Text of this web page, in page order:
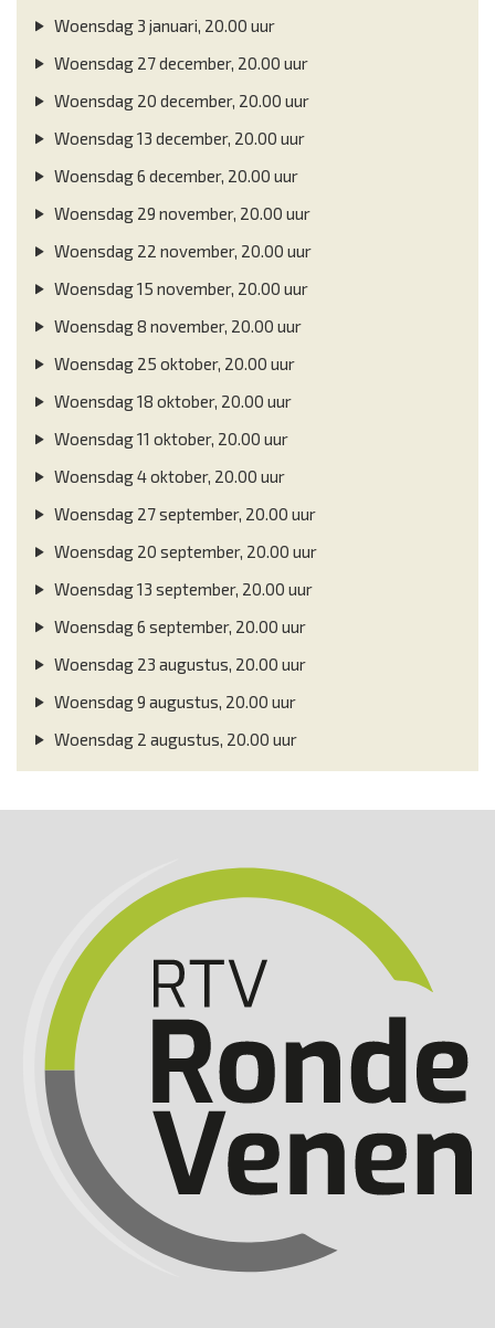
Woensdag 3 januari, 20.00 uur
Woensdag 27 december, 20.00 uur
Woensdag 20 december, 20.00 uur
Woensdag 13 december, 20.00 uur
Woensdag 6 december, 20.00 uur
Woensdag 29 november, 20.00 uur
Woensdag 22 november, 20.00 uur
Woensdag 15 november, 20.00 uur
Woensdag 8 november, 20.00 uur
Woensdag 25 oktober, 20.00 uur
Woensdag 18 oktober, 20.00 uur
Woensdag 11 oktober, 20.00 uur
Woensdag 4 oktober, 20.00 uur
Woensdag 27 september, 20.00 uur
Woensdag 20 september, 20.00 uur
Woensdag 13 september, 20.00 uur
Woensdag 6 september, 20.00 uur
Woensdag 23 augustus, 20.00 uur
Woensdag 9 augustus, 20.00 uur
Woensdag 2 augustus, 20.00 uur